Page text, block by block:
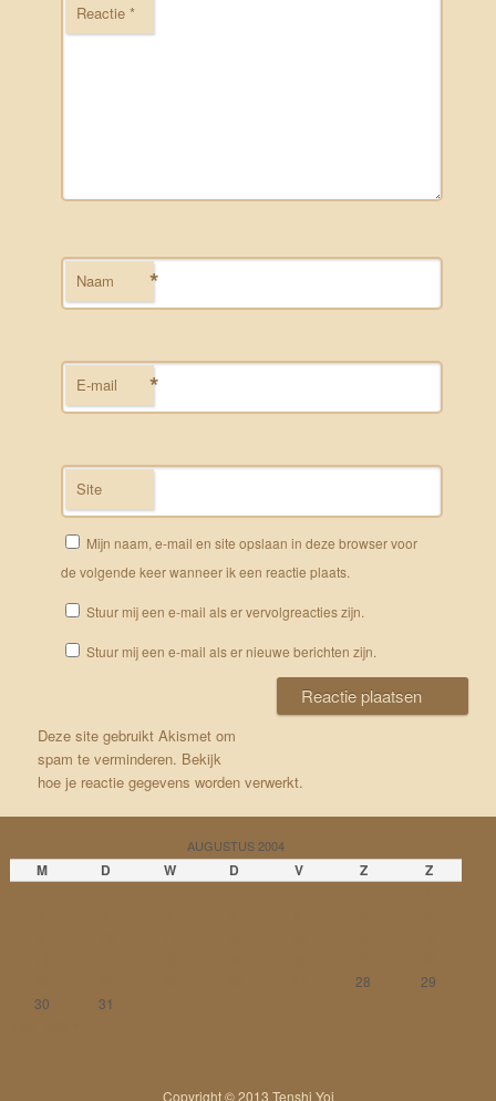
Reactie*
Naam *
E-mail *
Site
Mijn naam, e-mail en site opslaan in deze browser voor
de volgende keer wanneer ik een reactie plaats.
Stuur mij een e-mail als er vervolgreacties zijn.
Stuur mij een e-mail als er nieuwe berichten zijn.
Deze site gebruikt Akismet om
spam te verminderen. Bekijk
hoe je reactie gegevens worden verwerkt.
AUGUSTUS 2004
M D W D V Z
Z
28
29
30
31
Copyright © 2013 Tenshi Yoi